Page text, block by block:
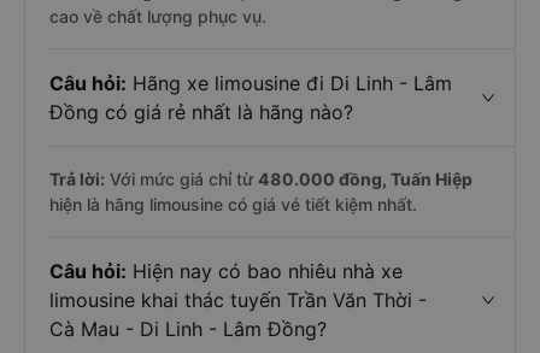
cao về chất lượng phục vụ.
Câu hỏi: Hãng xe limousine đi Di Linh - Lâm
Đồng có giá rẻ nhất là hãng nào?
Trả lời: Với mức giá chỉ từ480.000 đồng, Tuấn Hiệp
hiện là hãng limousine có giá vé tiết kiệm nhất.
Câu hỏi: Hiện nay có bao nhiêu nhà xe
limousine khai thác tuyến Trần Văn Thời -
Cà Mau - Di Linh - Lâm Đồng?